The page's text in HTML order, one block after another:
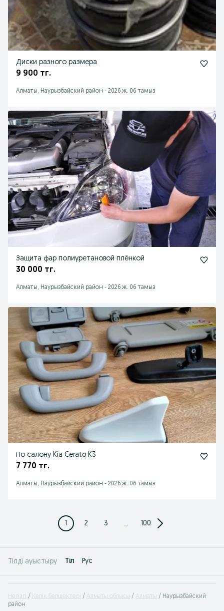
Диски разного размера
9 900 тг.
Алматы, Наурызбайский район - 2026 ж. 06 тамыз
Защита фар полиуретановой плёнкой
30 000 тг.
Алматы, Наурызбайский район - 2026 ж. 06 тамыз
По салону Kia Cerato K3
7 770 тг.
Алматы, Наурызбайский район - 2026 ж. 06 тамыз
1 2 3 ... 100
Тілді ауыстыру Tіл Рус
Негізгі Көлік бөлшектері Алматы облысы Алматы
Наурызбайский
район